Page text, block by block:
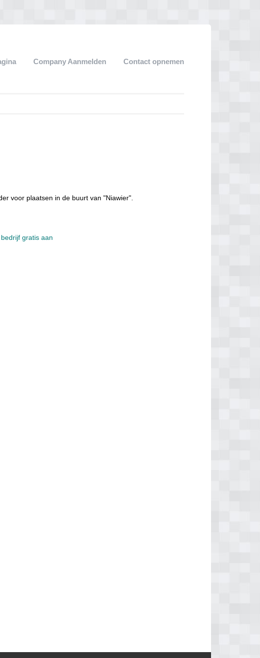
Company Aanmelden Contact opnemen
voor plaatsen in de buurt van "Niawier".
gratis aan